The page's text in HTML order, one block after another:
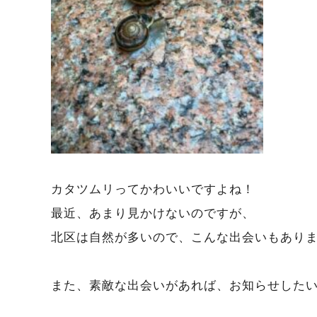
カタツムリってかわいいですよね！
最近、あまり見かけないのですが、
北区は自然が多いので、こんな出会いもありま
また、素敵な出会いがあれば、お知らせした